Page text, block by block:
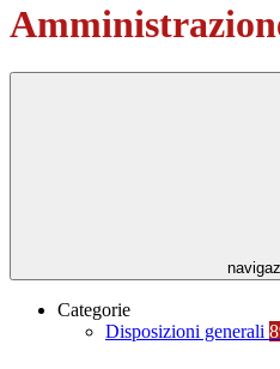
Categorie
Disposizioni generali